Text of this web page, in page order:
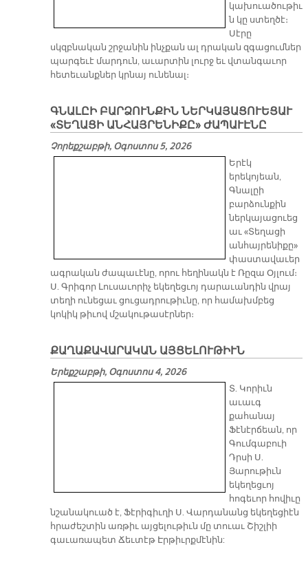
կախուածութիւ
ն կը ստեղծէ։
Սէրը
սկզբնական շրջանին ինչքան ալ դրական զգացումներ
պարգեւէ մարդուն, աւարտին լուրջ եւ վտանգաւոր
հետեւանքներ կրնայ ունենալ։
ԳՆԱԼԸԻ ԲԱՐՁՈՒՆՔԻՆ ՆԵՐԿԱՅԱՑՈՒԵՑԱՒ
«ՏԵՂԱՑԻ ԱՆՀԱՅՐԵՆԻՔԸ» ԺԱՊԱՒԷՆԸ
Չորեքշաբթի, Օգոստոս 5, 2026
Երէկ
երեկոյեան,
Գնալըի
բարձունքին
ներկայացուեց
աւ «Տեղացի
անհայրենիքը»
փաստավաւեր
ագրական ժապաւէնը, որու հեղինակն է Ռըզա Օյլում։
Ս. Գրիգոր Լուսաւորիչ եկեղեցւոյ դարաւանդին վրայ
տեղի ունեցաւ ցուցադրութիւնը, որ համախմբեց
կոկիկ թիւով մշակութասէրներ։
ՔԱՂԱՔԱՎԱՐԱԿԱՆ ԱՅՑԵԼՈՒԹԻՒՆ
Երեքշաբթի, Օգոստոս 4, 2026
Տ. Կորիւն
աւաւգ
քահանայ
Ֆէնէրճեան, որ
Գումգաբուի
Դրսի Ս.
Յարութիւն
եկեղեցւոյ
հոգեւոր հովիւը
նշանակուած է, Ֆէրիգիւղի Ս. Վարդանանց եկեղեցիէն
հրաժեշտին առթիւ այցելութիւն մը տուաւ Շիշլիի
գաւառապետ Ճեւտէթ Էրթիւրքմէնին: